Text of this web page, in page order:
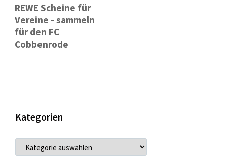
REWE Scheine für
Vereine - sammeln
für den FC
Cobbenrode
Kategorien
KATEGORIEN